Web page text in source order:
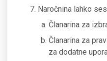
Naročnina lahko
Članarina za
Članarina za
za dodatne